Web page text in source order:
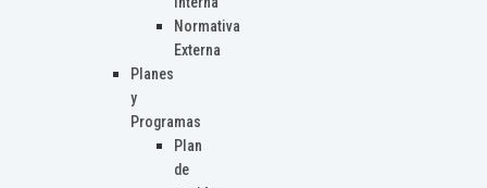
Normativa
Externa
Planes
y
Programas
Plan
de